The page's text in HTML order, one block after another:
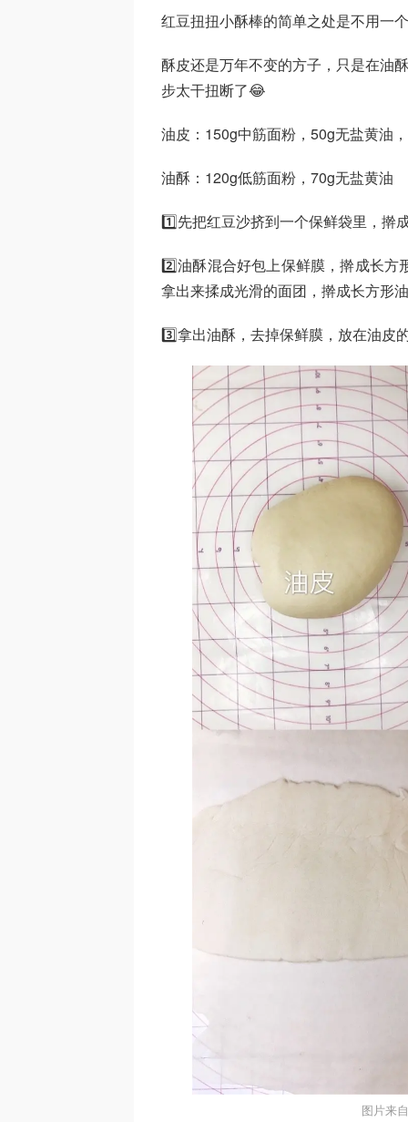
红豆扭扭小酥棒的简单之处是不用一
酥皮还是万年不变的方子，只是在油
步太干扭断了😂
油皮：150g中筋面粉，50g无盐黄油
油酥：120g低筋面粉，70g无盐黄油
1️⃣先把红豆沙挤到一个保鲜袋里，擀
2️⃣油酥混合好包上保鲜膜，擀成长
拿出来揉成光滑的面团，擀成长方形
3️⃣拿出油酥，去掉保鲜膜，放在油皮
图片来